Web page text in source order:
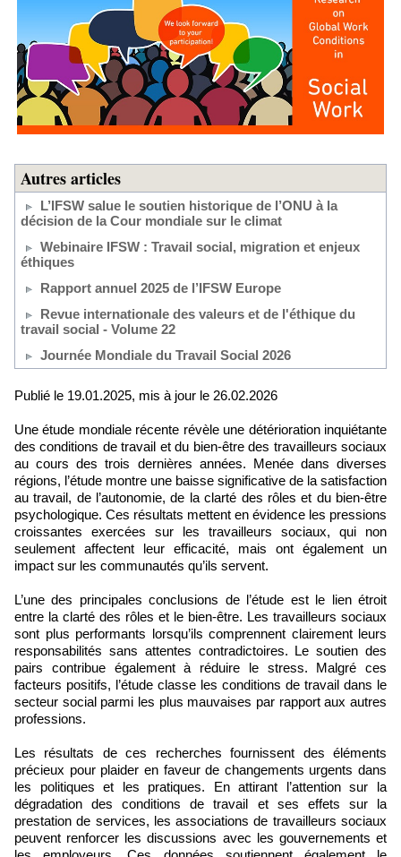
Autres articles
L’IFSW salue le soutien historique de l’ONU à la
décision de la Cour mondiale sur le climat
Webinaire IFSW : Travail social, migration et enjeux
éthiques
Rapport annuel 2025 de l’IFSW Europe
Revue internationale des valeurs et de l'éthique du
travail social - Volume 22
Journée Mondiale du Travail Social 2026
Publié le 19.01.2025, mis à jour le 26.02.2026
Une étude mondiale récente révèle une détérioration inquiétante
des conditions de travail et du bien-être des travailleurs sociaux
au cours des trois dernières années. Menée dans diverses
régions, l’étude montre une baisse significative de la satisfaction
au travail, de l’autonomie, de la clarté des rôles et du bien-être
psychologique. Ces résultats mettent en évidence les pressions
croissantes exercées sur les travailleurs sociaux, qui non
seulement affectent leur efficacité, mais ont également un
impact sur les communautés qu’ils servent.
L’une des principales conclusions de l’étude est le lien étroit
entre la clarté des rôles et le bien-être. Les travailleurs sociaux
sont plus performants lorsqu’ils comprennent clairement leurs
responsabilités sans attentes contradictoires. Le soutien des
pairs contribue également à réduire le stress. Malgré ces
facteurs positifs, l’étude classe les conditions de travail dans le
secteur social parmi les plus mauvaises par rapport aux autres
professions.
Les résultats de ces recherches fournissent des éléments
précieux pour plaider en faveur de changements urgents dans
les politiques et les pratiques. En attirant l’attention sur la
dégradation des conditions de travail et ses effets sur la
prestation de services, les associations de travailleurs sociaux
peuvent renforcer les discussions avec les gouvernements et